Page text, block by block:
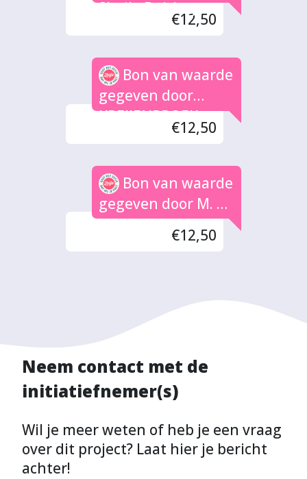
Sheila Buiting
€12,50
Bon van waarde
gegeven door
KREIJENBROEK
€12,50
Bon van waarde
gegeven door M. de
Groot
€12,50
Neem contact met de
initiatiefnemer(s)
Wil je meer weten of heb je een vraag
over dit project? Laat hier je bericht
achter!